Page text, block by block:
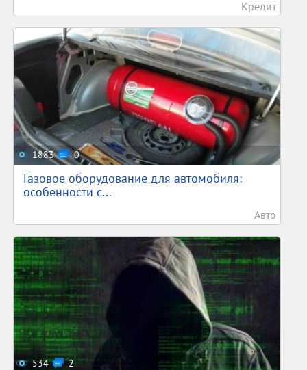
Кредит
1883 0
Газовое оборудование для автомобиля:
особенности с...
Авто
534 2